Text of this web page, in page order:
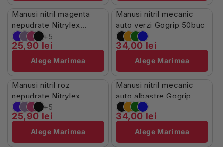
Manusi nitril magenta
nepudrate Nitrylex
100buc
+5
25,90 lei
Alege Marimea
Manusi nitril mecanic
auto verzi Gogrip 50buc
34,00 lei
Alege Marimea
Manusi nitril roz
nepudrate Nitrylex
100buc
+5
25,90 lei
Alege Marimea
Manusi nitril mecanic
auto albastre Gogrip
50buc
34,00 lei
Alege Marimea